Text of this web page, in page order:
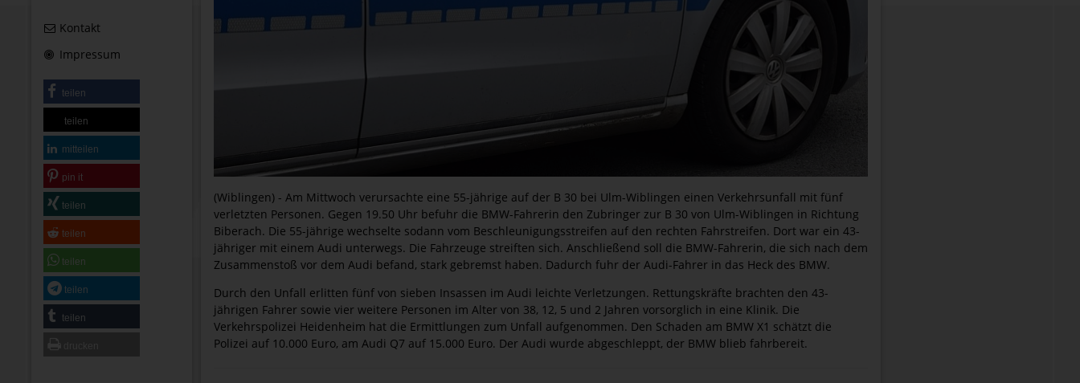
Kontakt
Impressum
teilen
teilen
mitteilen
pin it
teilen
teilen
teilen
teilen
teilen
(Wiblingen) - Am Mittwoch verursachte eine 55-jährige auf der B 30 bei Ulm-Wiblingen einen Verkehrsunfall mit fünf
verletzten Personen. Gegen 19.50 Uhr befuhr die BMW-Fahrerin den Zubringer zur B 30 von Ulm-Wiblingen in Richtung
Biberach. Die 55-jährige wechselte sodann vom Beschleunigungsstreifen auf den rechten Fahrstreifen. Dort war ein 43-
jähriger mit einem Audi unterwegs. Die Fahrzeuge streiften sich. Anschließend soll die BMW-Fahrerin, die sich nach dem
Zusammenstoß vor dem Audi befand, stark gebremst haben. Dadurch fuhr der Audi-Fahrer in das Heck des BMW.
Durch den Unfall erlitten fünf von sieben Insassen im Audi leichte Verletzungen. Rettungskräfte brachten den 43-
jährigen Fahrer sowie vier weitere Personen im Alter von 38, 12, 5 und 2 Jahren vorsorglich in eine Klinik. Die
Verkehrspolizei Heidenheim hat die Ermittlungen zum Unfall aufgenommen. Den Schaden am BMW X1 schätzt die
Polizei auf 10.000 Euro, am Audi Q7 auf 15.000 Euro. Der Audi wurde abgeschleppt, der BMW blieb fahrbereit.